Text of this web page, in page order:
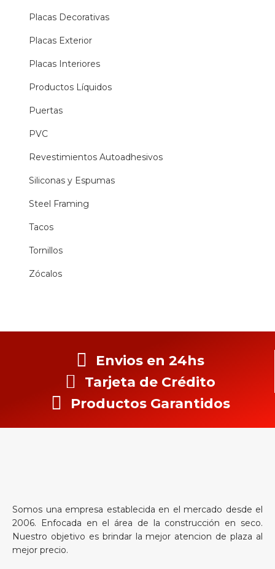
Placas Decorativas
Placas Exterior
Placas Interiores
Productos Líquidos
Puertas
PVC
Revestimientos Autoadhesivos
Siliconas y Espumas
Steel Framing
Tacos
Tornillos
Zócalos
Envios en 24hs
Tarjeta de Crédito
Productos Garantidos
Somos una empresa establecida en el mercado desde el
2006. Enfocada en el área de la construcción en seco.
Nuestro objetivo es brindar la mejor atencion de plaza al
mejor precio.